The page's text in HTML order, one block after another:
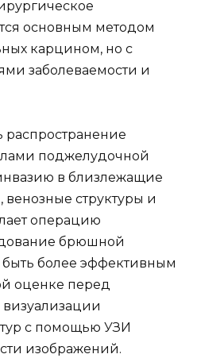
основным методом
карцином, но с
заболеваемости и
распространение
поджелудочной
в близлежащие
структуры и
операцию
брюшной
быть более эффективным
оценке перед
с помощью УЗИ
изображений.